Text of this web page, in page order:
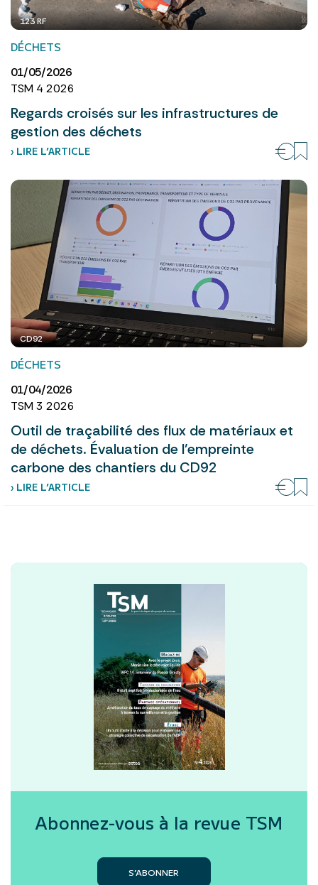
123 RF
DÉCHETS
01/05/2026
TSM 4 2026
Regards croisés sur les infrastructures de
gestion des déchets
› LIRE L’ARTICLE
CD92
DÉCHETS
01/04/2026
TSM 3 2026
Outil de traçabilité des flux de matériaux et
de déchets. Évaluation de l’empreinte
carbone des chantiers du CD92
› LIRE L’ARTICLE
Abonnez-vous à la revue TSM
S’ABONNER